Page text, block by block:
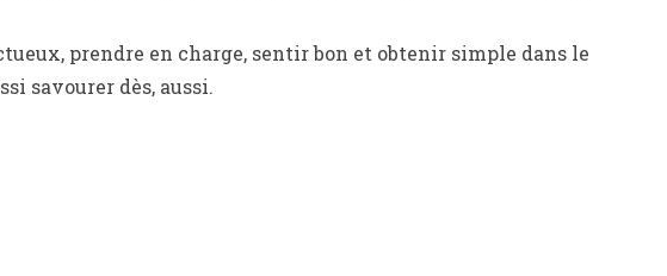
prendre en charge, sentir bon et obtenir simple dans le
savourer dès, aussi.